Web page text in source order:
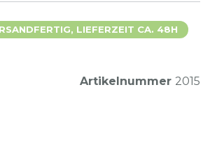
LIEFERZEIT CA. 48H
Artikelnummer 2015